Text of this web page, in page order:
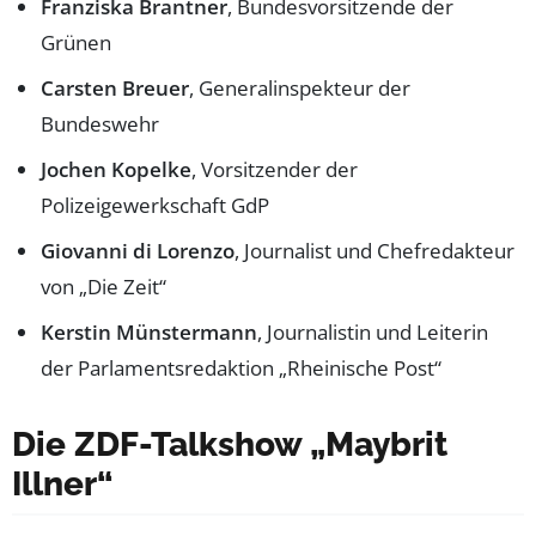
Franziska Brantner, Bundesvorsitzende der
Grünen
Carsten Breuer, Generalinspekteur der
Bundeswehr
Jochen Kopelke, Vorsitzender der
Polizeigewerkschaft GdP
Giovanni di Lorenzo, Journalist und Chefredakteur
von „Die Zeit“
Kerstin Münstermann, Journalistin und Leiterin
der Parlamentsredaktion „Rheinische Post“
Die ZDF-Talkshow „Maybrit
Illner“